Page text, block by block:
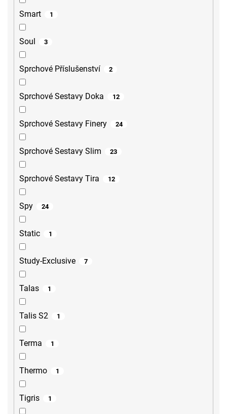
Smart 1
Soul 3
Sprchové Příslušenství 2
Sprchové Sestavy Doka 12
Sprchové Sestavy Finery 24
Sprchové Sestavy Slim 23
Sprchové Sestavy Tira 12
Spy 24
Static 1
Study-Exclusive 7
Talas 1
Talis S2 1
Terma 1
Thermo 1
Tigris 1